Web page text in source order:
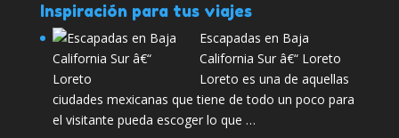
Inspiración para tus viajes
Escapadas en Baja
California Sur â€“ Loreto
Loreto es una de aquellas
ciudades mexicanas que tiene de todo un poco para
el visitante pueda escoger lo que …